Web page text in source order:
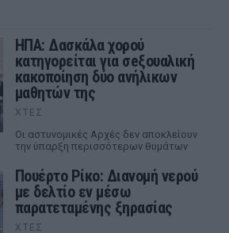
ΗΠΑ: Δασκάλα χορού
κατηγορείται για σeξουαλική
κακοποίηση δύο ανήλικων
μαθητών της
ΧΤΕΣ
Οι αστυνομικές Αρχές δεν αποκλείουν
την ύπαρξη περισσότερων θυμάτων
Πουέρτο Ρίκο: Διανομή νερού
με δελτίο εν μέσω
παρατεταμένης ξηρασίας
ΧΤΕΣ